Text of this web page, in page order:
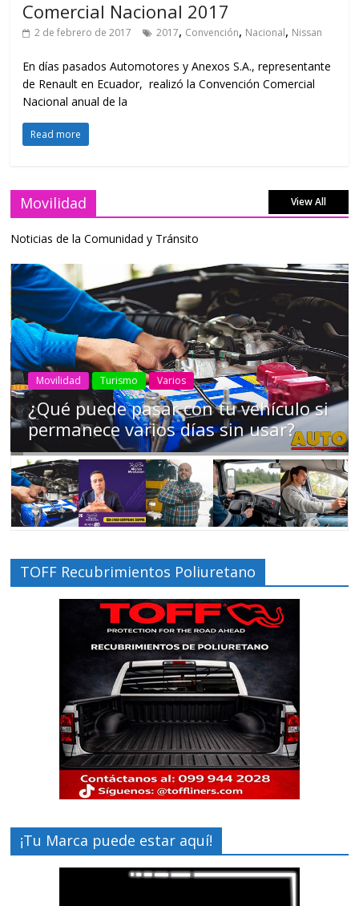
Comercial Nacional 2017
2 de febrero de 2017 2017, Convención, Nacional, Nissan
En días pasados Automotores y Anexos S.A., representante
de Renault en Ecuador, realizó la Convención Comercial
Nacional anual de la
Read more
Movilidad View All
Noticias de la Comunidad y Tránsito
AEADE Industria Motociclismo Motos Movilidad
Campaña busca cambiar destino de
los motociclistas en la región
TOFF Recubrimientos Poliuretano
¡Tu Marca puede estar aquí!